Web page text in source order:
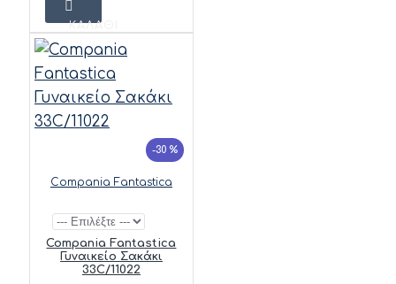
ΚΑΛΆΘΙ
-30 %
Compania Fantastica
Compania Fantastica
Γυναικείο Σακάκι
33C/11022